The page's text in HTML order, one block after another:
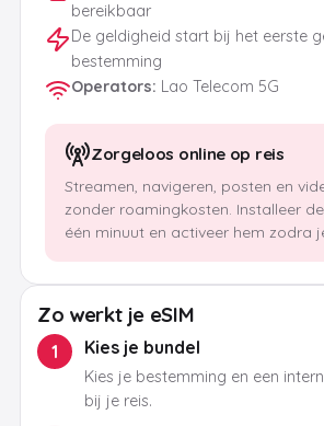
bereikbaar
De geldigheid start bij het eerste
bestemming
Operators: Lao Telecom 5G
Zorgeloos online op reis
Streamen, navigeren, posten en
zonder roamingkosten. Installeer de
één minuut en activeer hem zodra
Zo werkt je eSIM
1 Kies je bundel
Kies je bestemming en een
bij je reis.